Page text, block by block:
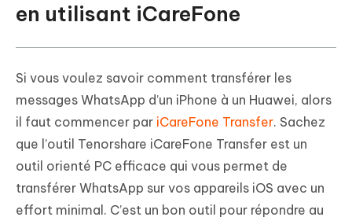
en utilisant iCareFone
Si vous voulez savoir comment transférer les
messages WhatsApp d’un iPhone à un Huawei, alors
il faut commencer par iCareFone Transfer. Sachez
que l’outil Tenorshare iCareFone Transfer est un
outil orienté PC efficace qui vous permet de
transférer WhatsApp sur vos appareils iOS avec un
effort minimal. C’est un bon outil pour répondre au